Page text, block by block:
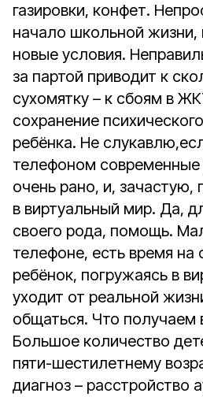
газировки, конфет.
начало школьной жизни,
новые условия.
за партой приводит к
сухомятку – к сбоям в
сохранение
ребёнка. Не
телефоном современные
очень рано, и, зачастую,
в виртуальный мир. Да,
своего рода, помощь.
телефоне, есть время на
ребёнок, погружаясь в
уходит от реальной
общаться. Что получаем
Большое количество
пяти-шестилетнему
диагноз – расстройство